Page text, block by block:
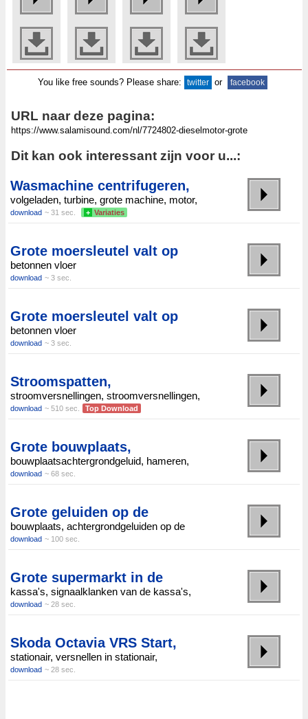
You like free sounds? Please share: twitter or facebook
URL naar deze pagina:
Dit kan ook interessant zijn voor u...:
Wasmachine centrifugeren,
volgeladen, turbine, grote machine, motor,
download ~ 31 sec. + Variaties
Grote moersleutel valt op
betonnen vloer
download ~ 3 sec.
Grote moersleutel valt op
betonnen vloer
download ~ 3 sec.
Stroomspatten,
stroomversnellingen, stroomversnellingen,
download ~ 510 sec. Top Download
Grote bouwplaats,
bouwplaatsachtergrondgeluid, hameren,
download ~ 68 sec.
Grote geluiden op de
bouwplaats, achtergrondgeluiden op de
download ~ 100 sec.
Grote supermarkt in de
kassa's, signaalklanken van de kassa's,
download ~ 28 sec.
Skoda Octavia VRS Start,
stationair, versnellen in stationair,
download ~ 28 sec.